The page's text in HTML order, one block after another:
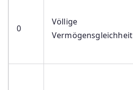
0
Völlige
Vermögensgleichheit